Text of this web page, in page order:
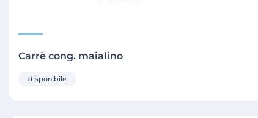
Carrè cong. maialino
disponibile